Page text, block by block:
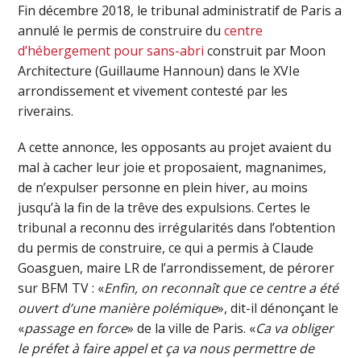
Fin décembre 2018, le tribunal administratif de Paris a
annulé le permis de construire ducentre
d’hébergement pour sans-abri construit par Moon
Architecture (Guillaume Hannoun) dans le XVIe
arrondissement et vivement contesté par les
riverains.
A cette annonce, les opposants au projet avaient du
mal à cacher leur joie et proposaient, magnanimes,
de n’expulser personne en plein hiver, au moins
jusqu’à la fin de la trêve des expulsions. Certes le
tribunal a reconnu des irrégularités dans l’obtention
du permis de construire, ce qui a permis à Claude
Goasguen, maire LR de l’arrondissement, de pérorer
sur BFM TV : «Enfin, on reconnaît que ce centre a été
ouvert d’une manière polémique», dit-il dénonçant le
«passage en force» de la ville de Paris. «Ca va obliger
le préfet à faire appel et ça va nous permettre de